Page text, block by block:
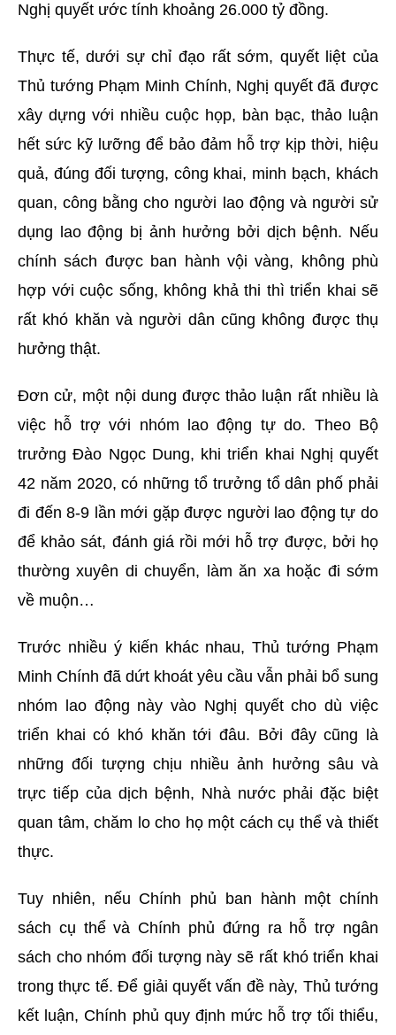
Nghị quyết ước tính khoảng 26.000 tỷ đồng.
Thực tế, dưới sự chỉ đạo rất sớm, quyết liệt của
Thủ tướng Phạm Minh Chính, Nghị quyết đã được
xây dựng với nhiều cuộc họp, bàn bạc, thảo luận
hết sức kỹ lưỡng để bảo đảm hỗ trợ kịp thời, hiệu
quả, đúng đối tượng, công khai, minh bạch, khách
quan, công bằng cho người lao động và người sử
dụng lao động bị ảnh hưởng bởi dịch bệnh. Nếu
chính sách được ban hành vội vàng, không phù
hợp với cuộc sống, không khả thi thì triển khai sẽ
rất khó khăn và người dân cũng không được thụ
hưởng thật.
Đơn cử, một nội dung được thảo luận rất nhiều là
việc hỗ trợ với nhóm lao động tự do. Theo Bộ
trưởng Đào Ngọc Dung, khi triển khai Nghị quyết
42 năm 2020, có những tổ trưởng tổ dân phố phải
đi đến 8-9 lần mới gặp được người lao động tự do
để khảo sát, đánh giá rồi mới hỗ trợ được, bởi họ
thường xuyên di chuyển, làm ăn xa hoặc đi sớm
về muộn…
Trước nhiều ý kiến khác nhau, Thủ tướng Phạm
Minh Chính đã dứt khoát yêu cầu vẫn phải bổ sung
nhóm lao động này vào Nghị quyết cho dù việc
triển khai có khó khăn tới đâu. Bởi đây cũng là
những đối tượng chịu nhiều ảnh hưởng sâu và
trực tiếp của dịch bệnh, Nhà nước phải đặc biệt
quan tâm, chăm lo cho họ một cách cụ thể và thiết
thực.
Tuy nhiên, nếu Chính phủ ban hành một chính
sách cụ thể và Chính phủ đứng ra hỗ trợ ngân
sách cho nhóm đối tượng này sẽ rất khó triển khai
trong thực tế. Để giải quyết vấn đề này, Thủ tướng
kết luận, Chính phủ quy định mức hỗ trợ tối thiểu,